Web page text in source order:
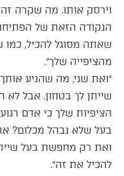
וירסק אותו. מה שקרה
הנקודה הזאת של
שאתה מסוגל להכיל, כמו
מהציפייה שלך״.
״ואת שני, מה שהניע
שייתן לך בטחון. אבל לא
הציפיות שלך כי אדם
בעל שלא נבהל מכלום?
ואת רק מחפשת בעל
להכיל את זה״.